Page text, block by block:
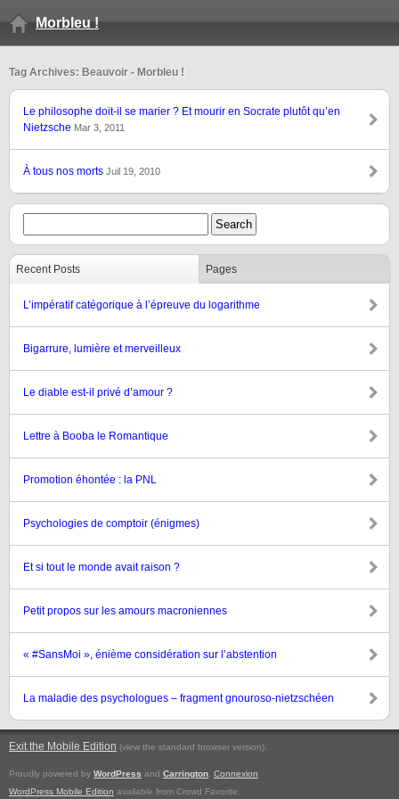
Morbleu !
Tag Archives: Beauvoir - Morbleu !
Le philosophe doit-il se marier ? Et mourir en Socrate plutôt qu’en
Nietzsche Mar 3, 2011
À tous nos morts Juil 19, 2010
Recent Posts Pages
L’impératif catégorique à l’épreuve du logarithme
Bigarrure, lumière et merveilleux
Le diable est-il privé d’amour ?
Lettre à Booba le Romantique
Promotion éhontée : la PNL
Psychologies de comptoir (énigmes)
Et si tout le monde avait raison ?
Petit propos sur les amours macroniennes
« #SansMoi », énième considération sur l’abstention
La maladie des psychologues – fragment gnouroso-nietzschéen
Exit the Mobile Edition (view the standard browser version).
Proudly powered by WordPress and Carrington Connexion
WordPress Mobile Edition available from Crowd Favorite.